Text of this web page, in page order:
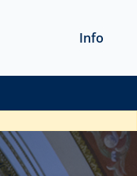
Info